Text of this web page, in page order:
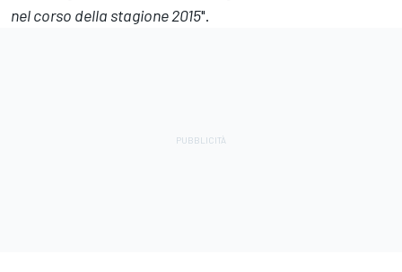
nel corso della stagione 2015".